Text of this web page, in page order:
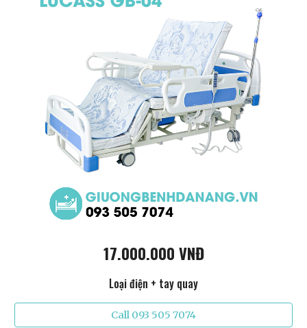
17.000.000 VNĐ
Loại điện + tay quay
Call 093 505 7074